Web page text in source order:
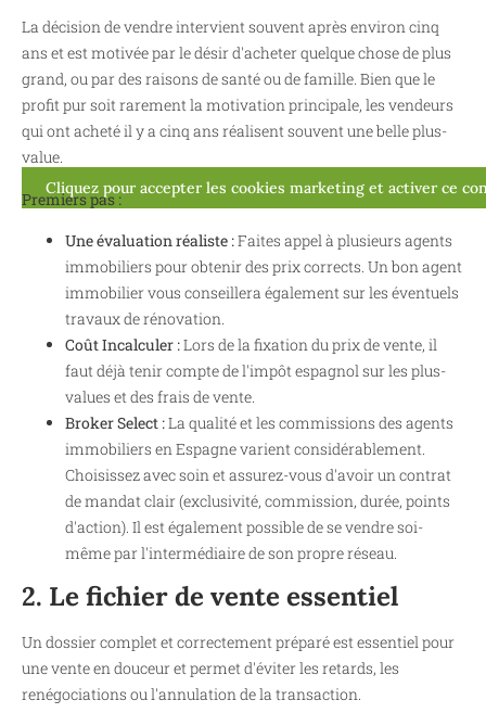
Cliquez pour accepter les cookies marketing et activer ce
La décision de vendre intervient souvent après environ cinq
ans et est motivée par le désir d'acheter quelque chose de plus
grand, ou par des raisons de santé ou de famille. Bien que le
profit pur soit rarement la motivation principale, les vendeurs
qui ont acheté il y a cinq ans réalisent souvent une belle plus-
value.
Premiers pas :
Une évaluation réaliste :Faites appel à plusieurs agents
immobiliers pour obtenir des prix corrects. Un bon agent
immobilier vous conseillera également sur les éventuels
travaux de rénovation.
Coût Incalculer :Lors de la fixation du prix de vente, il
faut déjà tenir compte de l'impôt espagnol sur les plus-
values et des frais de vente.
Broker Select :La qualité et les commissions des agents
immobiliers en Espagne varient considérablement.
Choisissez avec soin et assurez-vous d'avoir un contrat
de mandat clair (exclusivité, commission, durée, points
d'action). Il est également possible de se vendre soi-
même par l'intermédiaire de son propre réseau.
2. Le fichier de vente essentiel
Un dossier complet et correctement préparé est essentiel pour
une vente en douceur et permet d'éviter les retards, les
renégociations ou l'annulation de la transaction.